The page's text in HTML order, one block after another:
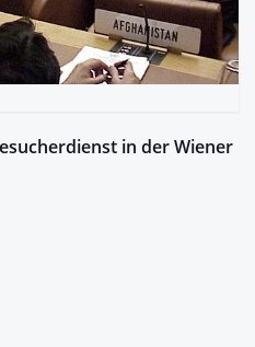
in der Wiener